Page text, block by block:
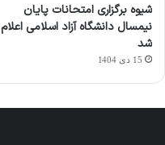
شیوه برگزاری امتحانات پایان
نیمسال دانشگاه آزاد اسلامی اعلام
شد
15 دی 1404